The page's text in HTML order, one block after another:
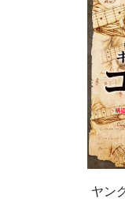
ヤン